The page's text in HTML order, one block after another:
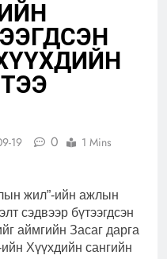
19 0 1 Mins
жил”-ийн ажлын
сэдвээр бүтээгдсэн
аймгийн Засаг дарга
Хүүхдийн сангийн